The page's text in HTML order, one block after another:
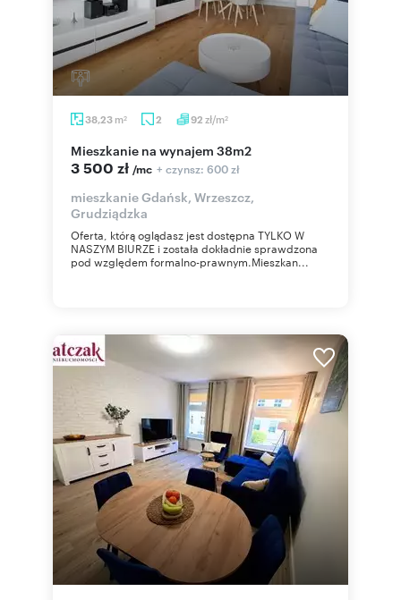
38,23 m2 2 92 zł/m2
mieszkanie na wynajem 38m2
3 500 zł /mc + czynsz: 600 zł
mieszkanie Gdańsk, Wrzeszcz,
Grudziądzka
Oferta, którą oglądasz jest dostępna TYLKO W
NASZYM BIURZE i została dokładnie sprawdzona
pod względem formalno-prawnym.Mieszkan...